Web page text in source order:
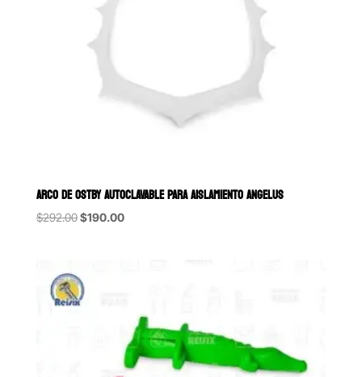
ARCO DE OSTBY AUTOCLAVABLE PARA AISLAMIENTO ANGELUS
$292.00Original
$190.00Current